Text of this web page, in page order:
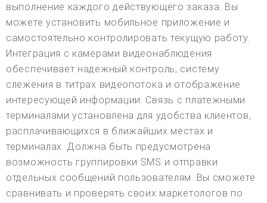
выполнение каждого действующего заказа. Вы
можете установить мобильное приложение и
самостоятельно контролировать текущую работу.
Интеграция с камерами видеонаблюдения
обеспечивает надежный контроль, систему
слежения в титрах видеопотока и отображение
интересующей информации. Связь с платежными
терминалами установлена для удобства клиентов,
расплачивающихся в ближайших местах и
терминалах. Должна быть предусмотрена
возможность группировки SMS и отправки
отдельных сообщений пользователям. Вы сможете
сравнивать и проверять своих маркетологов по